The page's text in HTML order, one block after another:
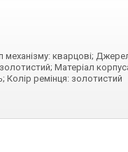
механізму: кварцові;
Матеріал
Колір ремінця: золотистий